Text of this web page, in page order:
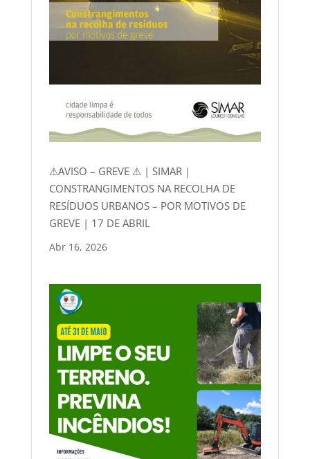
⚠AVISO – GREVE ⚠ | SIMAR |
CONSTRANGIMENTOS NA RECOLHA DE
RESÍDUOS URBANOS – POR MOTIVOS DE
GREVE | 17 DE ABRIL
Abr 16, 2026